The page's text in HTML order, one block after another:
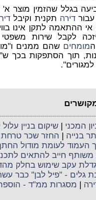
בגלל שהזמין מוצר א'
דירה תקנית וקיבל
ההתאמה לתקן אינו
לקבל שירות
מומחים שהם ממנים
תוך הסתפקות בכך
המכני |שיקום בניין
בנייה
החזר שכר
העמוד לעומת מודול
משותף חייב להתאים
עקב שימוש בחלק
בת גלים - "פיל לבן" כבר
מסגרות ממ"ד -